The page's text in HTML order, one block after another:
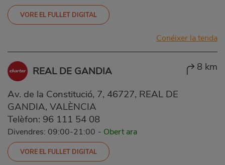
VORE EL FULLET DIGITAL
Conéixer la tenda
REAL DE GANDIA 8 km
Av. de la Constitució, 7, 46727, REAL DE
GANDIA, VALÈNCIA
Telèfon: 96 111 54 08
Divendres: 09:00-21:00 - Obert ara
VORE EL FULLET DIGITAL